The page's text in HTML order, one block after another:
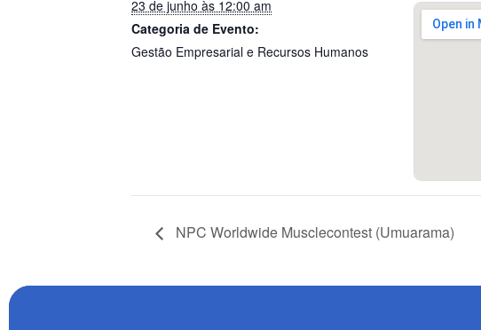
23 de junho às 12:00 am
Categoria de Evento:
Gestão Empresarial e Recursos Humanos
NPC Worldwide Musclecontest (Umuarama)